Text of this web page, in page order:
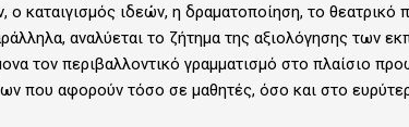
ιδεών, η δραματοποίηση, το θεατρικό
αναλύεται το ζήτημα της αξιολόγησης των
τον περιβαλλοντικό γραμματισμό στο πλαίσιο
που αφορούν τόσο σε μαθητές, όσο και στο